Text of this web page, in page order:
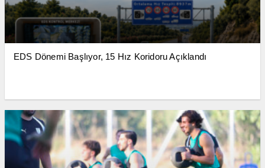
EDS Dönemi Başlıyor, 15 Hız Koridoru Açıklandı